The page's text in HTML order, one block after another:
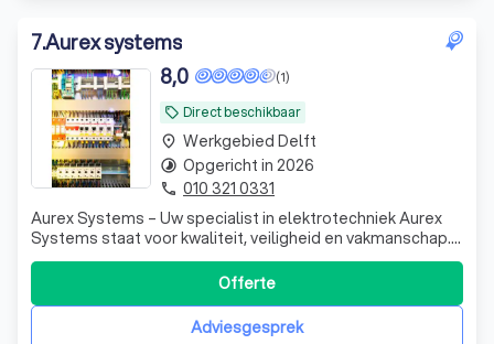
7.Aurex systems
local_offer Direct beschikbaar
(1)
8,0
Aurex Systems – Uw specialist in elektrotechniek Aurex
Systems staat voor kwaliteit, veiligheid en vakmanschap.
Met meer dan 10 jaar ervaring in de elektrotechniek
leveren wij betrouwbare oplossingen voor zowel
particulieren als bedrijven. Wij zijn gespecialiseerd in: *
Complete elektrotechnischeAdviesgesprek
Offerte
place Werkgebied Delft
timelapse Opgericht in 2026
phone 010 321 0331